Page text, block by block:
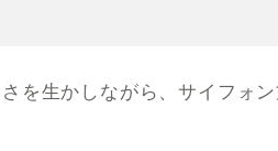
を生かしながら、サイフォ